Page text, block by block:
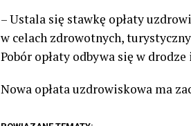
– Ustala się stawkę opłaty
w celach zdrowotnych,
Pobór opłaty odbywa się w
Nowa opłata uzdrowiskowa ma